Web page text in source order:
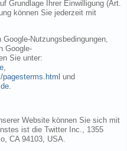
Grundlage Ihrer Einwilligung (Art.
können Sie jederzeit mit
Nutzungsbedingungen,
Google-
Sie unter:
,
und
.
Website können Sie sich mit
ist die Twitter Inc., 1355
CA 94103, USA.